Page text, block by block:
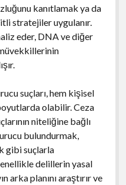
kanıtlamak ya da
stratejiler uygulanır.
eder, DNA ve diğer
suçları, hem kişisel
olabilir. Ceza
niteliğine bağlı
bulundurmak,
gibi suçlarla
delillerin yasal
arka planını araştırır ve